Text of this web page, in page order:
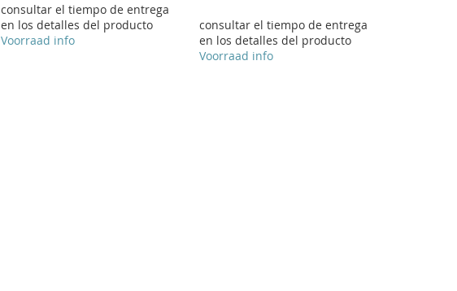
consultar el tiempo de entrega
en los detalles del producto
Voorraad info
consultar el tiempo de entrega
en los detalles del producto
Voorraad info